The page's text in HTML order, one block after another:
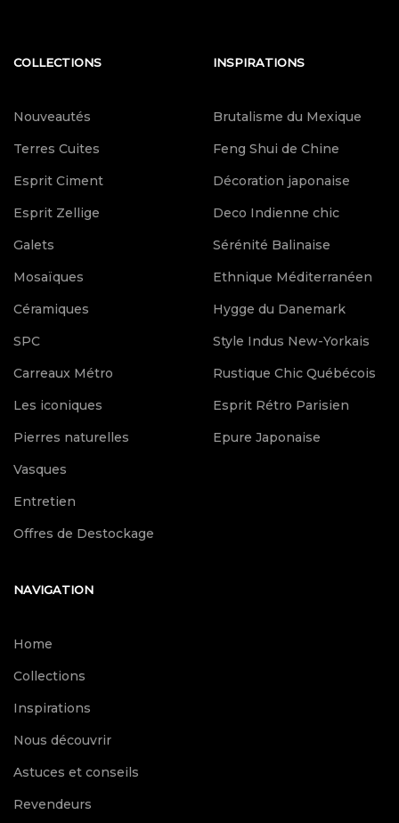
COLLECTIONS
Nouveautés
Terres Cuites
Esprit Ciment
Esprit Zellige
Galets
Mosaïques
Céramiques
SPC
Carreaux Métro
Les iconiques
Pierres naturelles
Vasques
Entretien
Offres de Destockage
INSPIRATIONS
Brutalisme du Mexique
Feng Shui de Chine
Décoration japonaise
Deco Indienne chic
Sérénité Balinaise
Ethnique Méditerranéen
Hygge du Danemark
Style Indus New-Yorkais
Rustique Chic Québécois
Esprit Rétro Parisien
Epure Japonaise
NAVIGATION
Home
Collections
Inspirations
Nous découvrir
Astuces et conseils
Revendeurs